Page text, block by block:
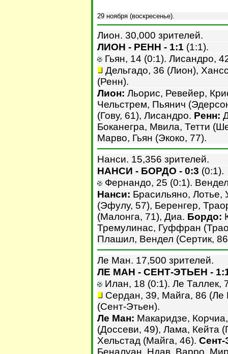
29 ноября (воскресенье).
Лион. 30,000 зрителей.
ЛИОН - РЕНН - 1:1 (1:1).
Гьян, 14 (0:1). Лисандро,
Дельгадо, 36 (Лион),
(Ренн).
Лион: Льорис, Ревейер,
Чельстрем, Пьянич
(Гову, 61), Лисандро. Ренн:
Боканегра, Мвила, Тетти
Марво, Гьян (Экоко, 77).
Нанси. 15,356 зрителей.
НАНСИ - БОРДО - 0:3 (0:1).
Фернандо, 25 (0:1).
Нанси: Брасильяно, Лотье,
(Эфулу, 57), Беренгер,
(Малонга, 71), Диа. Бордо:
Тремулинас, Гуффран
Плашил, Вендел (Сертик,
Ле Ман. 17,500 зрителей.
ЛЕ МАН - СЕНТ-ЭТЬЕН -
Илан, 18 (0:1). Ле Таллек,
Сердан, 39, Майга, 86 (Ле
(Сент-Этьен).
Ле Ман: Макаридзе,
(Доссеви, 49), Лама, Кейта
Хельстад (Майга, 46). Сент-
Беналуан, Ндав, Варро,